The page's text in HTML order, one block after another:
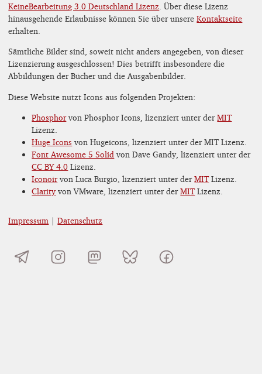
KeineBearbeitung 3.0 Deutschland Lizenz . Über diese Lizenz
hinausgehende Erlaubnisse können Sie über unsereKontaktseite
erhalten.
Sämtliche Bilder sind, soweit nicht anders angegeben, von dieser
Lizenzierung ausgeschlossen! Dies betrifft insbesondere die
Abbildungen der Bücher und die Ausgabenbilder.
Diese Website nutzt Icons aus folgenden Projekten:
Phosphorvon Phosphor Icons, lizenziert unter derMIT
Lizenz.
Huge Icons von Hugeicons, lizenziert unter der MIT Lizenz.
Font Awesome 5 Solid von Dave Gandy, lizenziert unter der
CC BY 4.0 Lizenz.
Iconoirvon Luca Burgio, lizenziert unter derMITLizenz.
Clarityvon VMware, lizenziert unter derMITLizenz.
Impressum |Datenschutz